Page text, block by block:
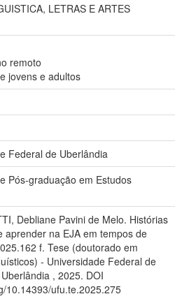
LETRAS E ARTES
remoto
jovens e adultos
Federal de Uberlândia
Pós-graduação em Estudos
Debliane Pavini de Melo. Histórias
aprender na EJA em tempos de
f. Tese (doutorado em
- Universidade Federal de
, 2025. DOI
10.14393/ufu.te.2025.275